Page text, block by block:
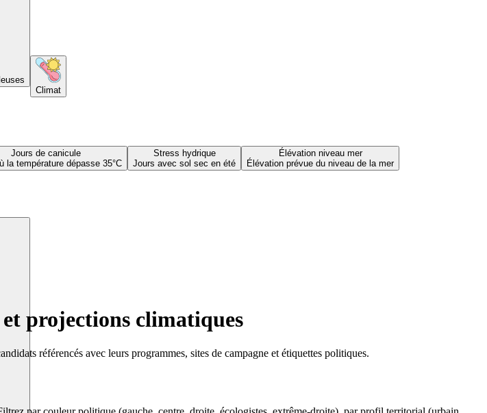
Climat
Jours de canicule
la température dépasse 35°C
Stress hydrique
Jours avec sol sec en été
Élévation niveau mer
Élévation prévue du niveau de la mer
projections climatiques
référencés avec leurs programmes, sites de campagne et étiquettes politiques.